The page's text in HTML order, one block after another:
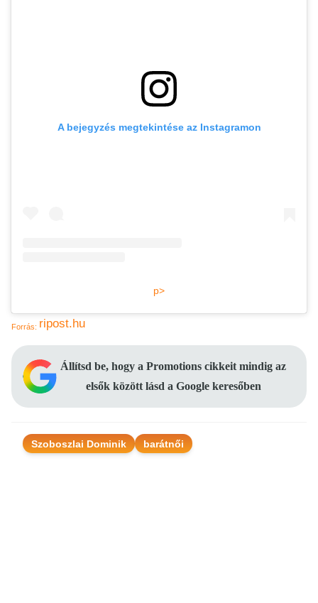
A bejegyzés megtekintése az Instagramon
p>
Forrás: ripost.hu
Állítsd be, hogy a Promotions cikkeit mindig az
elsők között lásd a Google keresőben
Szoboszlai Dominik barátnői